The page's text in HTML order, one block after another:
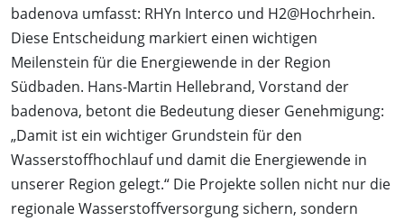
badenova umfasst: RHYn Interco und H2@Hochrhein.
Diese Entscheidung markiert einen wichtigen
Meilenstein für die Energiewende in der Region
Südbaden. Hans-Martin Hellebrand, Vorstand der
badenova, betont die Bedeutung dieser Genehmigung:
„Damit ist ein wichtiger Grundstein für den
Wasserstoffhochlauf und damit die Energiewende in
unserer Region gelegt.“ Die Projekte sollen nicht nur die
regionale Wasserstoffversorgung sichern, sondern